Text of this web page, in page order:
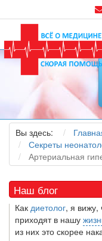
Вы здесь:
Секреты
Артериальная
Наш блог
Как я заболел во
Это странная
предосторожности
но, тем не менее, вы
можете задаться...
5 причин обратить
Какдиетолог, я вижу,
приходят в нашу
из них это скорее
правильно и влиять